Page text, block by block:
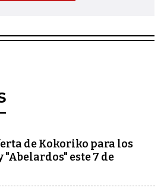
de Kokoriko para los
"Abelardos" este 7 de